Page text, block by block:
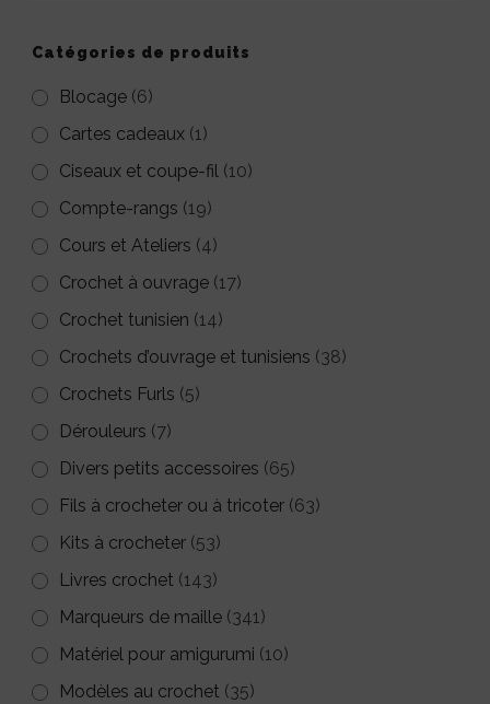
Catégories de produits
Blocage (6)
Cartes cadeaux (1)
Ciseaux et coupe-fil (10)
Compte-rangs (19)
Cours et Ateliers (4)
Crochet à ouvrage (17)
Crochet tunisien (14)
Crochets d’ouvrage et tunisiens (38)
Crochets Furls (5)
Dérouleurs (7)
Divers petits accessoires (65)
Fils à crocheter ou à tricoter (63)
Kits à crocheter (53)
Livres crochet (143)
Marqueurs de maille (341)
Matériel pour amigurumi (10)
Modèles au crochet (35)